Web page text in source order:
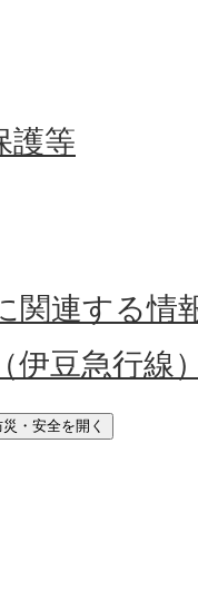
護等
関連する情
伊豆急行線
災・安全を開く